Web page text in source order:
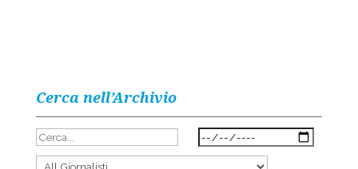
Cerca nell’Archivio